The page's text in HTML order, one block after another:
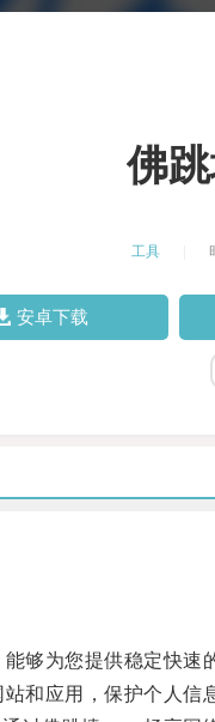
佛
工具
安卓下载
为您提供稳定快速
应用，保护个人信